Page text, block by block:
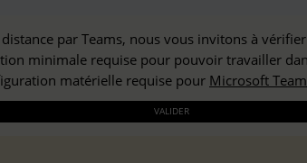
par Teams, nous vous invitons à
minimale requise pour pouvoir travailler
matérielle requise pour Microsoft